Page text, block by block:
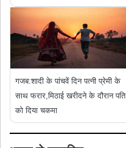
गजब:शादी के पांचवें दिन पत्नी प्रेमी के
साथ फरार,मिठाई खरीदने के दौरान पति
को दिया चकमा